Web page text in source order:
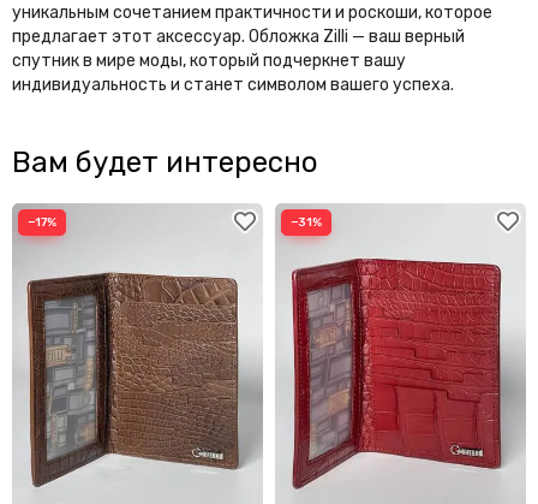
уникальным сочетанием практичности и роскоши, которое
предлагает этот аксессуар. Обложка Zilli — ваш верный
спутник в мире моды, который подчеркнет вашу
индивидуальность и станет символом вашего успеха.
Вам будет интересно
−17% −31%